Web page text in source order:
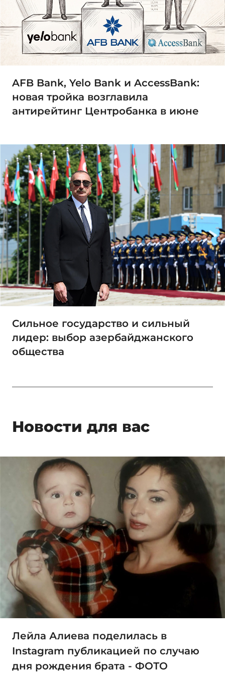
AFB Bank, Yelo Bank и AccessBank:
новая тройка возглавила
антирейтинг Центробанка в июне
Сильное государство и сильный
лидер: выбор азербайджанского
общества
Новости для вас
Лейла Алиева поделилась в
Instagram публикацией по случаю
дня рождения брата - ФОТО